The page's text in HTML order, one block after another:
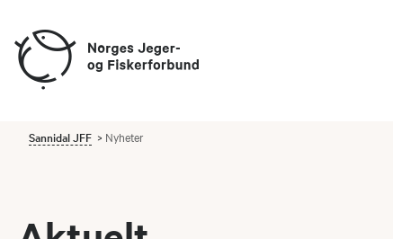
Sannidal JFF Nyheter